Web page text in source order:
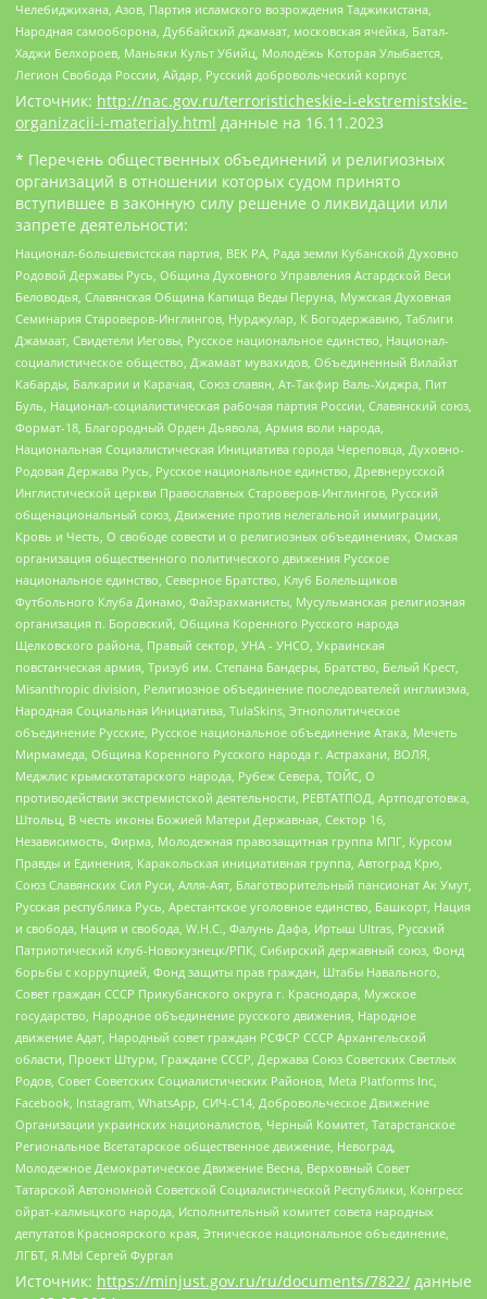
Челебиджихана, Азов, Партия исламского возрождения Таджикистана,
Народная самооборона, Дуббайский джамаат, московская ячейка, Батал-
Хаджи Белхороев, Маньяки Культ Убийц, Молодёжь Которая Улыбается,
Легион Свобода России, Айдар, Русский добровольческий корпус
Источник: http://nac.gov.ru/terroristicheskie-i-ekstremistskie-
organizacii-i-materialy.html данные на 16.11.2023
* Перечень общественных объединений и религиозных
организаций в отношении которых судом принято
вступившее в законную силу решение о ликвидации или
запрете деятельности:
Национал-большевистская партия, ВЕК РА, Рада земли Кубанской Духовно
Родовой Державы Русь, Община Духовного Управления Асгардской Веси
Беловодья, Славянская Община Капища Веды Перуна, Мужская Духовная
Семинария Староверов-Инглингов, Нурджулар, К Богодержавию, Таблиги
Джамаат, Свидетели Иеговы, Русское национальное единство, Национал-
социалистическое общество, Джамаат мувахидов, Объединенный Вилайат
Кабарды, Балкарии и Карачая, Союз славян, Ат-Такфир Валь-Хиджра, Пит
Буль, Национал-социалистическая рабочая партия России, Славянский союз,
Формат-18, Благородный Орден Дьявола, Армия воли народа,
Национальная Социалистическая Инициатива города Череповца, Духовно-
Родовая Держава Русь, Русское национальное единство, Древнерусской
Инглистической церкви Православных Староверов-Инглингов, Русский
общенациональный союз, Движение против нелегальной иммиграции,
Кровь и Честь, О свободе совести и о религиозных объединениях, Омская
организация общественного политического движения Русское
национальное единство, Северное Братство, Клуб Болельщиков
Футбольного Клуба Динамо, Файзрахманисты, Мусульманская религиозная
организация п. Боровский, Община Коренного Русского народа
Щелковского района, Правый сектор, УНА - УНСО, Украинская
повстанческая армия, Тризуб им. Степана Бандеры, Братство, Белый Крест,
Misanthropic division, Религиозное объединение последователей инглиизма,
Народная Социальная Инициатива, TulaSkins, Этнополитическое
объединение Русские, Русское национальное объединение Атака, Мечеть
Мирмамеда, Община Коренного Русского народа г. Астрахани, ВОЛЯ,
Меджлис крымскотатарского народа, Рубеж Севера, ТОЙС, О
противодействии экстремистской деятельности, РЕВТАТПОД, Артподготовка,
Штольц, В честь иконы Божией Матери Державная, Сектор 16,
Независимость, Фирма, Молодежная правозащитная группа МПГ, Курсом
Правды и Единения, Каракольская инициативная группа, Автоград Крю,
Союз Славянских Сил Руси, Алля-Аят, Благотворительный пансионат Ак Умут,
Русская республика Русь, Арестантское уголовное единство, Башкорт, Нация
и свобода, Нация и свобода, W.H.С., Фалунь Дафа, Иртыш Ultras, Русский
Патриотический клуб-Новокузнецк/РПК, Сибирский державный союз, Фонд
борьбы с коррупцией, Фонд защиты прав граждан, Штабы Навального,
Совет граждан СССР Прикубанского округа г. Краснодара, Мужское
государство, Народное объединение русского движения, Народное
движение Адат, Народный совет граждан РСФСР СССР Архангельской
области, Проект Штурм, Граждане СССР, Держава Союз Советских Светлых
Родов, Совет Советских Социалистических Районов, Meta Platforms Inc,
Facebook, Instagram, WhatsApp, СИЧ-С14, Добровольческое Движение
Организации украинских националистов, Черный Комитет, Татарстанское
Региональное Всетатарское общественное движение, Невоград,
Молодежное Демократическое Движение Весна, Верховный Совет
Татарской Автономной Советской Социалистической Республики, Конгресс
ойрат-калмыцкого народа, Исполнительный комитет совета народных
депутатов Красноярского края, Этническое национальное объединение,
ЛГБТ, Я.МЫ Сергей Фургал
Источник: https://minjust.gov.ru/ru/documents/7822/ данные